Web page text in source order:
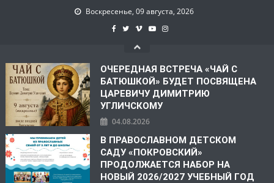
Воскресенье, 09 августа, 2026
ОЧЕРЕДНАЯ ВСТРЕЧА «ЧАЙ С
БАТЮШКОЙ» БУДЕТ ПОСВЯЩЕНА
ЦАРЕВИЧУ ДИМИТРИЮ
УГЛИЧСКОМУ
04.08.2026
В ПРАВОСЛАВНОМ ДЕТСКОМ
САДУ «ПОКРОВСКИЙ»
ПРОДОЛЖАЕТСЯ НАБОР НА
НОВЫЙ 2026/2027 УЧЕБНЫЙ ГОД